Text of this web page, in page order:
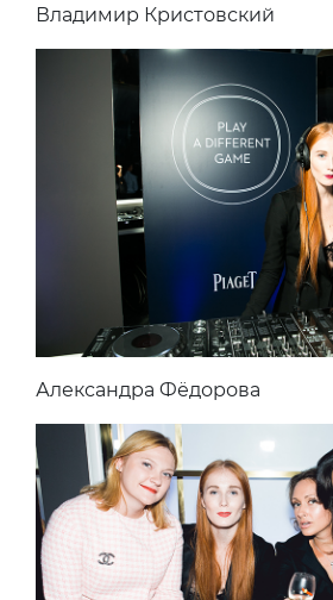
Владимир Кристовский
Александра Фёдорова